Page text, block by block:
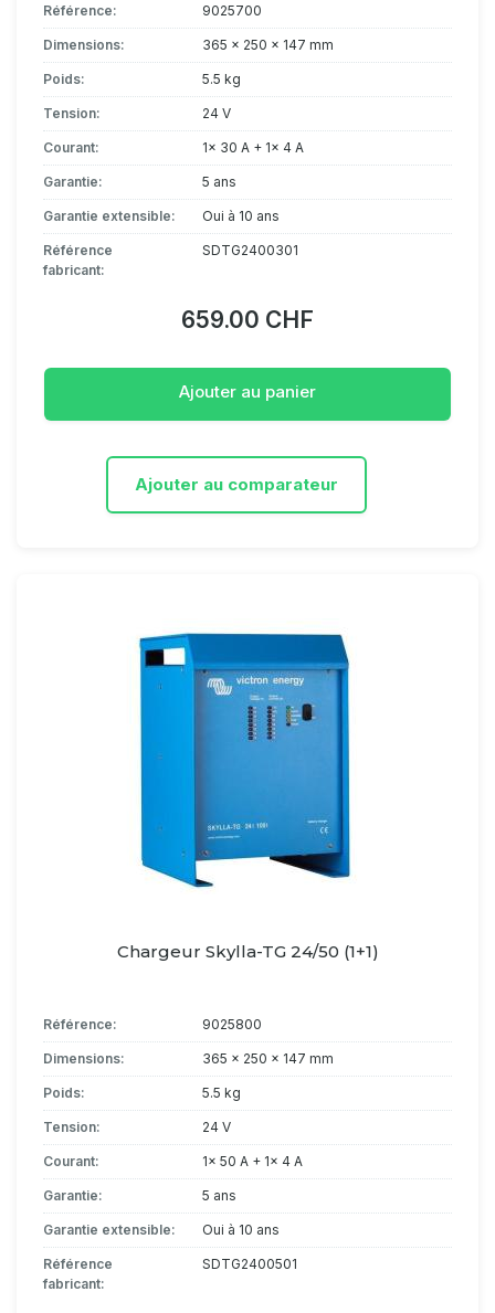
Référence: 9025700
Dimensions: 365 x 250 x 147 mm
Poids: 5.5 kg
Tension: 24 V
Courant: 1x 30 A + 1x 4 A
Garantie: 5 ans
Garantie extensible: Oui à 10 ans
Référence
fabricant:
SDTG2400301
659.00 CHF
Ajouter au panier
Ajouter au comparateur
Chargeur Skylla-TG 24/50 (1+1)
Référence: 9025800
Dimensions: 365 x 250 x 147 mm
Poids: 5.5 kg
Tension: 24 V
Courant: 1x 50 A + 1x 4 A
Garantie: 5 ans
Garantie extensible: Oui à 10 ans
Référence
fabricant:
SDTG2400501